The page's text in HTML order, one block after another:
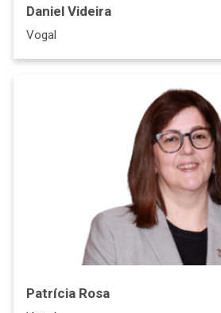
Daniel Videira
Vogal
Patrícia Rosa